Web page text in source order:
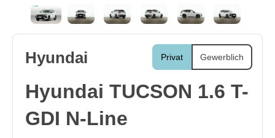
Privat Gewerblich
Hyundai
Hyundai TUCSON 1.6 T-
GDI N-Line